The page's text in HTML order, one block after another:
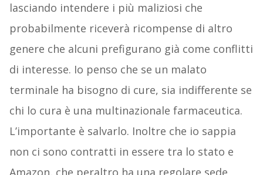
lasciando intendere i più maliziosi che
probabilmente riceverà ricompense di altro
genere che alcuni prefigurano già come conflitti
di interesse. Io penso che se un malato
terminale ha bisogno di cure, sia indifferente se
chi lo cura è una multinazionale farmaceutica.
L’importante è salvarlo. Inoltre che io sappia
non ci sono contratti in essere tra lo stato e